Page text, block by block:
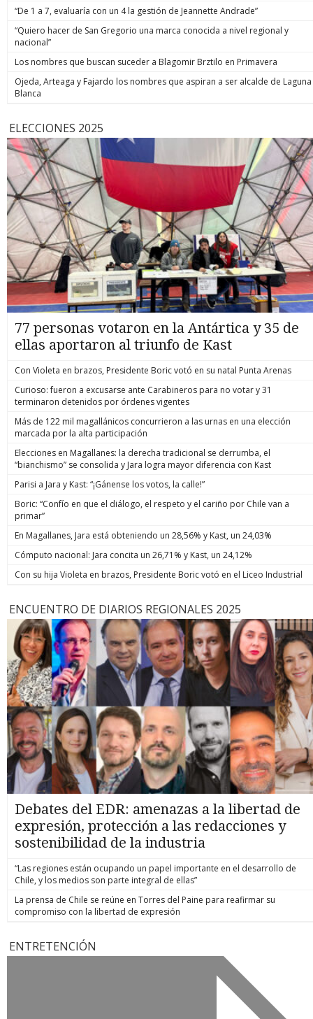
“De 1 a 7, evaluaría con un 4 la gestión de Jeannette Andrade”
“Quiero hacer de San Gregorio una marca conocida a nivel regional y
nacional”
Los nombres que buscan suceder a Blagomir Brztilo en Primavera
Ojeda, Arteaga y Fajardo los nombres que aspiran a ser alcalde de Laguna
Blanca
ELECCIONES 2025
77 personas votaron en la Antártica y 35 de
ellas aportaron al triunfo de Kast
Con Violeta en brazos, Presidente Boric votó en su natal Punta Arenas
Curioso: fueron a excusarse ante Carabineros para no votar y 31
terminaron detenidos por órdenes vigentes
Más de 122 mil magallánicos concurrieron a las urnas en una elección
marcada por la alta participación
Elecciones en Magallanes: la derecha tradicional se derrumba, el
“bianchismo” se consolida y Jara logra mayor diferencia con Kast
Parisi a Jara y Kast: “¡Gánense los votos, la calle!”
Boric: “Confío en que el diálogo, el respeto y el cariño por Chile van a
primar”
En Magallanes, Jara está obteniendo un 28,56% y Kast, un 24,03%
Cómputo nacional: Jara concita un 26,71% y Kast, un 24,12%
Con su hija Violeta en brazos, Presidente Boric votó en el Liceo Industrial
ENCUENTRO DE DIARIOS REGIONALES 2025
Debates del EDR: amenazas a la libertad de
expresión, protección a las redacciones y
sostenibilidad de la industria
“Las regiones están ocupando un papel importante en el desarrollo de
Chile, y los medios son parte integral de ellas”
La prensa de Chile se reúne en Torres del Paine para reafirmar su
compromiso con la libertad de expresión
ENTRETENCIÓN